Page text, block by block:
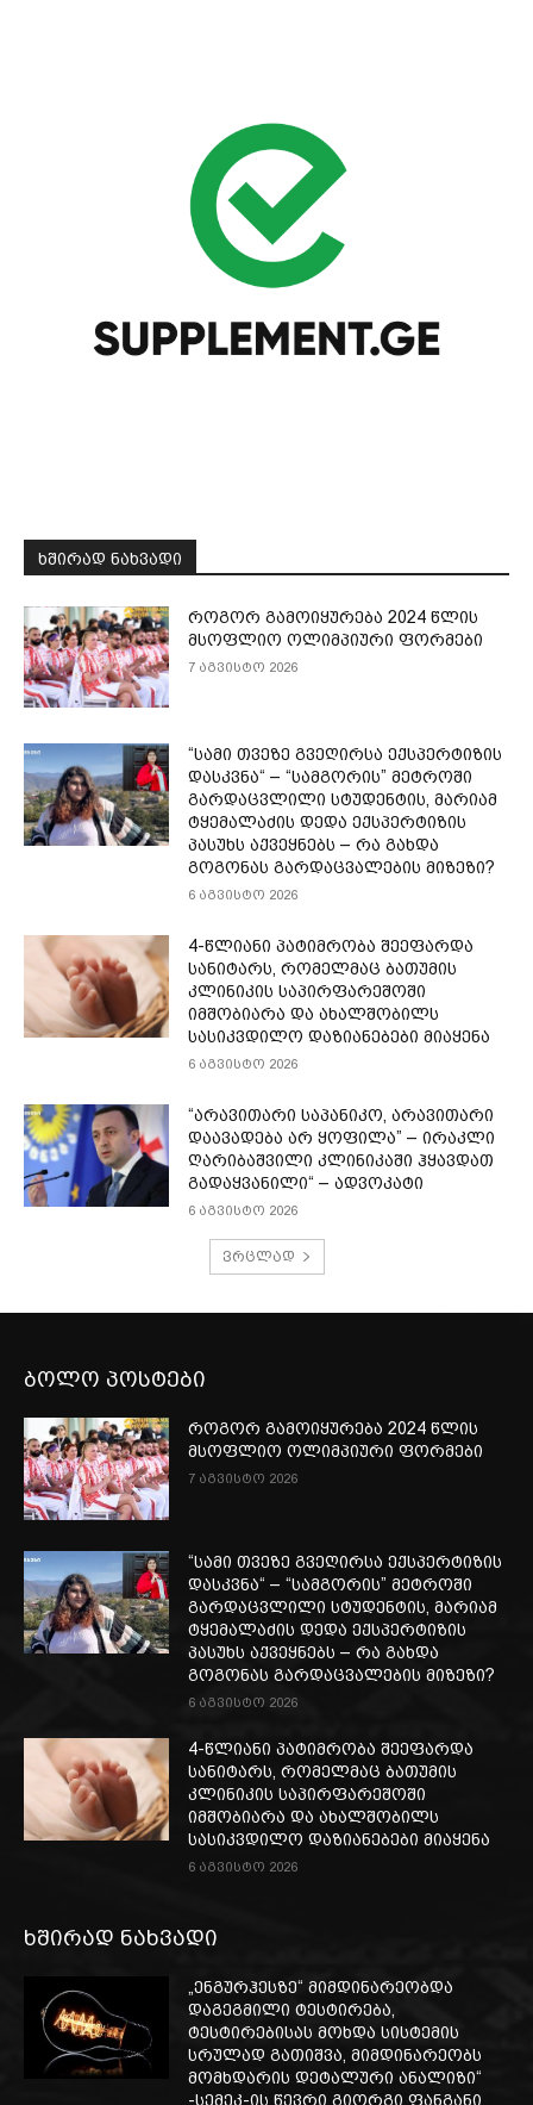
ᲮᲨᲘᲠᲐᲓ ᲜᲐᲮᲕᲐᲓᲘ
როგორ გამოიყურება 2024 წლის
მსოფლიო ოლიმპიური ფორმები
7 აგვისტო 2026
“სამი თვე­ზე გვე­ღირ­სა ექ­სპერ­ტი­ზის
დას­კვნა“ – “სამგორის” მეტროში
გარდაცვლილი სტუდენტის, მარიამ
ტყემალაძის დედა ექსპერტიზის
პასუხს აქვეყნებს – რა გახდა
გოგონას გარდაცვალების მიზეზი?
6 აგვისტო 2026
4-წლიანი პატიმრობა შეეფარდა
სანიტარს, რომელმაც ბათუმის
კლინიკის საპირფარეშოში
იმშობიარა და ახალშობილს
სასიკვდილო დაზიანებები მიაყენა
6 აგვისტო 2026
“არავითარი საპანიკო, არავითარი
დაავადება არ ყოფილა” – ირაკლი
ღარიბაშვილი კლინიკაში ჰყავდათ
გადაყვანილი“ – ადვოკატი
6 აგვისტო 2026
ვრცლად
ბოლო პოსტები
როგორ გამოიყურება 2024 წლის
მსოფლიო ოლიმპიური ფორმები
7 აგვისტო 2026
“სამი თვე­ზე გვე­ღირ­სა ექ­სპერ­ტი­ზის
დას­კვნა“ – “სამგორის” მეტროში
გარდაცვლილი სტუდენტის, მარიამ
ტყემალაძის დედა ექსპერტიზის
პასუხს აქვეყნებს – რა გახდა
გოგონას გარდაცვალების მიზეზი?
6 აგვისტო 2026
4-წლიანი პატიმრობა შეეფარდა
სანიტარს, რომელმაც ბათუმის
კლინიკის საპირფარეშოში
იმშობიარა და ახალშობილს
სასიკვდილო დაზიანებები მიაყენა
6 აგვისტო 2026
ხშირად ნახვადი
„ენგურჰესზე“ მიმდინარეობდა
დაგეგმილი ტესტირება,
ტესტირებისას მოხდა სისტემის
სრულად გათიშვა, მიმდინარეობს
მომხდარის დეტალური ანალიზი“
-სემეკ-ის წევრი გიორგი ფანგანი